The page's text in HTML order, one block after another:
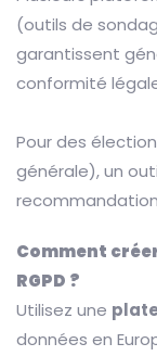
(outils de
garantissent
conformité
Pour des
générale), un
Comment
RGPD ?
Utilisez une
données en